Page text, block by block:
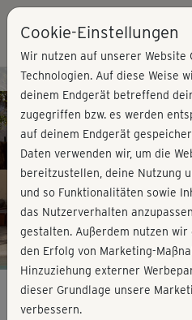
Kursvorschau - Jetzt mitmachen!
Cookie-Einstellungen
Wir nutzen auf unserer Website
Technologien. Auf diese Weise
deinem Endgerät betreffend
zugegriffen bzw. es werden
auf deinem Endgerät
Daten verwenden wir, um die
bereitzustellen, deine Nutzung
und so Funktionalitäten sowie
das Nutzerverhalten
gestalten. Außerdem nutzen wir
den Erfolg von Marketing-
Hinzuziehung externer
dieser Grundlage unsere
verbessern.